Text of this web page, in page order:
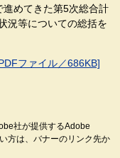
めてきた第5次総合計
況等についての総括を
ファイル／686KB]
社が提供するAdobe
方は、バナーのリンク先か